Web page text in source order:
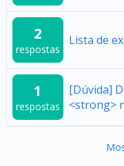
2
respostas
Lista de
1
respostas
[Dúvida]
<strong>